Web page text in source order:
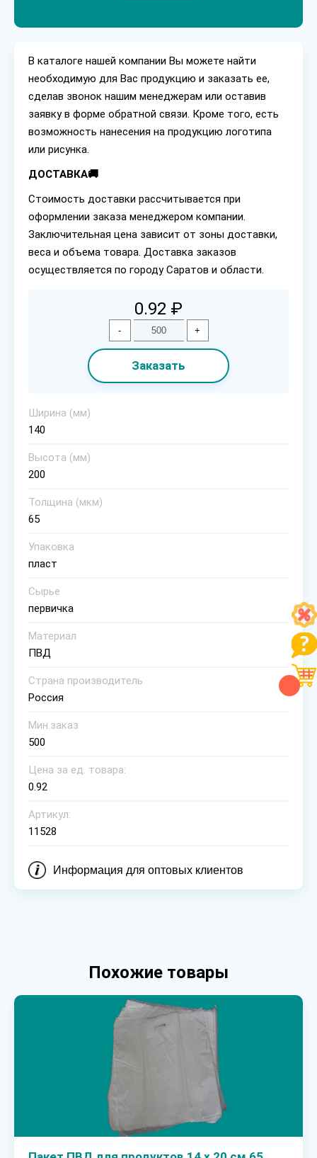
В каталоге нашей компании Вы можете найти
необходимую для Вас продукцию и заказать ее,
сделав звонок нашим менеджерам или оставив
заявку в форме обратной связи. Кроме того, есть
возможность нанесения на продукцию логотипа
или рисунка.
ДОСТАВКА🚚
Стоимость доставки рассчитывается при
оформлении заказа менеджером компании.
Заключительная цена зависит от зоны доставки,
веса и объема товара. Доставка заказов
осуществляется по городу Саратов и области.
0.92 ₽
- +
Заказать
Ширина (мм)
140
Высота (мм)
200
Толщина (мкм)
65
Упаковка
пласт
Сырье
первичка
Материал
ПВД
Страна производитель
Россия
Мин.заказ
500
Цена за ед. товара:
0.92
Артикул:
11528
Информация для оптовых клиентов
Похожие товары